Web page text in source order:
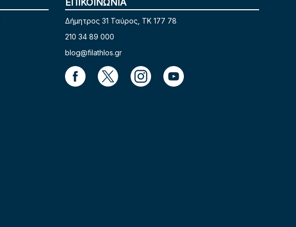
ΕΠΙΚΟΙΝΩΝΙΑ
Δήμητρος 31 Ταύρος, TK 177 78
210 34 89 000
blog@filathlos.gr